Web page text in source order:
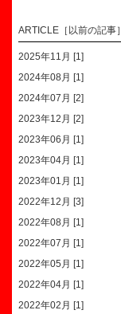
ARTICLE［以前の記事］
2025年11月 [1]
2024年08月 [1]
2024年07月 [2]
2023年12月 [2]
2023年06月 [1]
2023年04月 [1]
2023年01月 [1]
2022年12月 [3]
2022年08月 [1]
2022年07月 [1]
2022年05月 [1]
2022年04月 [1]
2022年02月 [1]